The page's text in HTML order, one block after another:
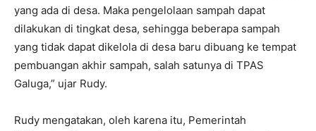
yang ada di desa. Maka pengelolaan sampah dapat
dilakukan di tingkat desa, sehingga beberapa sampah
yang tidak dapat dikelola di desa baru dibuang ke tempat
pembuangan akhir sampah, salah satunya di TPAS
Galuga,” ujar Rudy.
Rudy mengatakan, oleh karena itu, Pemerintah